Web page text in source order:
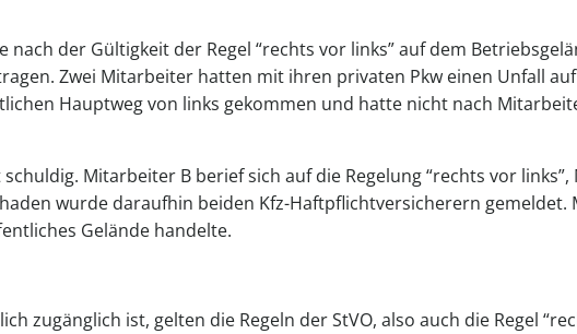
nach der Gültigkeit der Regel “rechts vor links” auf dem
Zwei Mitarbeiter hatten mit ihren privaten Pkw einen Unfall
Hauptweg von links gekommen und hatte nicht nach
Mitarbeiter B berief sich auf die Regelung “rechts vor
wurde daraufhin beiden Kfz-Haftpflichtversicherern
Gelände handelte.
zugänglich ist, gelten die Regeln der StVO, also auch die Regel